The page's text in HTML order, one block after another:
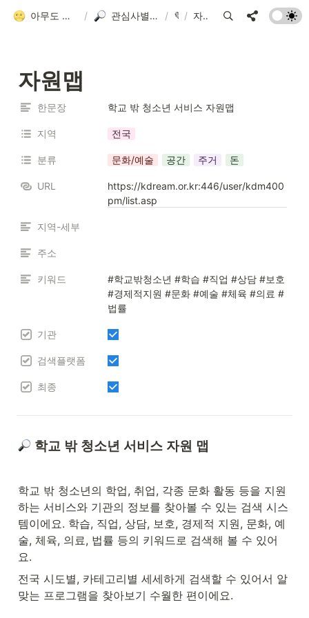
아무도 안 알려줘서 만든 청소년 네트워크 가이드 / 관심사별 검색 플랫폼 모음 / 💜/ 자원맵
자원맵
한문장 학교 밖 청소년 서비스 자원맵
지역 전국
분류 문화/예술 공간 주거 돈
URL
https://kdream.or.kr:446/user/kdm400
pm/list.asp
지역-세부
주소
키워드
#학교밖청소년 #학습 #직업 #상담 #보호
#경제적지원 #문화 #예술 #체육 #의료 #
법률
기관
검색플랫폼
최종
학교 밖 청소년 서비스 자원 맵
학교 밖 청소년의 학업, 취업, 각종 문화 활동 등을 지원
하는 서비스와 기관의 정보를 찾아볼 수 있는 검색 시스
템이에요. 학습, 직업, 상담, 보호, 경제적 지원, 문화, 예
술, 체육, 의료, 법률 등의 키워드로 검색해 볼 수 있어
요.
전국 시도별, 카테고리별 세세하게 검색할 수 있어서 알
맞는 프로그램을 찾아보기 수월한 편이에요.